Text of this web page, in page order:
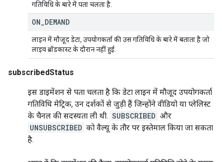
गतिविधि के बारे में पता चलता है.
ON DEMAND
लाइन में मौजूद डेटा, उपयोगकर्ता की उस गतिविधि के बारे में बताता है जो
लाइव ब्रॉडकास्ट के दौरान नहीं हुई.
subscribedStatus
इस डाइमेंशन से पता चलता है कि डेटा लाइन में मौजूद उपयोगकर्ता
गतिविधि मेट्रिक, उन दर्शकों से जुड़ी हैं जिन्होंने वीडियो या प्लेलिस्ट
के चैनल की सदस्यता ली थी. SUBSCRIBED और
UNSUBSCRIBED को वैल्यू के तौर पर इस्तेमाल किया जा सकता
है.